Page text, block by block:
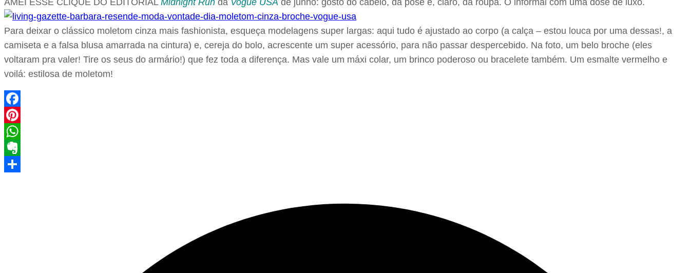
Para deixar o clássico moletom cinza mais fashionista, esqueça modelagens super largas: aqui tudo é ajustado ao corpo (a calça – estou louca por uma dessas!, a
camiseta e a falsa blusa amarrada na cintura) e, cereja do bolo, acrescente um super acessório, para não passar despercebido. Na foto, um belo broche (eles
voltaram pra valer! Tire os seus do armário!) que fez toda a diferença. Mas vale um máxi colar, um brinco poderoso ou bracelete também. Um esmalte vermelho e
voilá: estilosa de moletom!
Facebook
Pinterest
WhatsApp
Evernote